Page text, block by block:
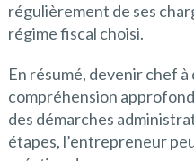
régulièrement de ses
régime fiscal choisi.
En résumé, devenir chef
compréhension
des démarches
étapes, l’entrepreneur